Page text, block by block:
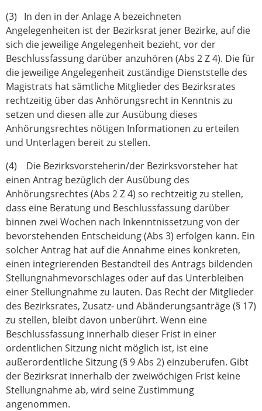
(3) In den in der Anlage A bezeichneten
Angelegenheiten ist der Bezirksrat jener Bezirke, auf die
sich die jeweilige Angelegenheit bezieht, vor der
Beschlussfassung darüber anzuhören (Abs 2 Z 4). Die für
die jeweilige Angelegenheit zuständige Dienststelle des
Magistrats hat sämtliche Mitglieder des Bezirksrates
rechtzeitig über das Anhörungsrecht in Kenntnis zu
setzen und diesen alle zur Ausübung dieses
Anhörungsrechtes nötigen Informationen zu erteilen
und Unterlagen bereit zu stellen.
(4) Die Bezirksvorsteherin/der Bezirksvorsteher hat
einen Antrag bezüglich der Ausübung des
Anhörungsrechtes (Abs 2 Z 4) so rechtzeitig zu stellen,
dass eine Beratung und Beschlussfassung darüber
binnen zwei Wochen nach Inkenntnissetzung von der
bevorstehenden Entscheidung (Abs 3) erfolgen kann. Ein
solcher Antrag hat auf die Annahme eines konkreten,
einen integrierenden Bestandteil des Antrags bildenden
Stellungnahmevorschlages oder auf das Unterbleiben
einer Stellungnahme zu lauten. Das Recht der Mitglieder
des Bezirksrates, Zusatz- und Abänderungsanträge (§ 17)
zu stellen, bleibt davon unberührt. Wenn eine
Beschlussfassung innerhalb dieser Frist in einer
ordentlichen Sitzung nicht möglich ist, ist eine
außerordentliche Sitzung (§ 9 Abs 2) einzuberufen. Gibt
der Bezirksrat innerhalb der zweiwöchigen Frist keine
Stellungnahme ab, wird seine Zustimmung
angenommen.